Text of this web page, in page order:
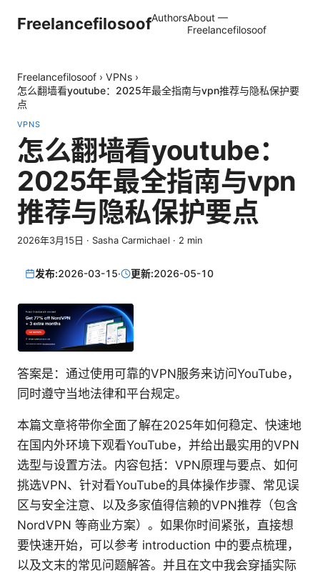
FreelancefilosoofAuthorsAbout —
Freelancefilosoof
Freelancefilosoof › VPNs ›
怎么翻墙看youtube：2025年最全指南与vpn推荐与隐私保护要
点
VPNS
怎么翻墙看youtube：
2025年最全指南与vpn
推荐与隐私保护要点
2026年3月15日 · Sasha Carmichael · 2 min
发布:2026-03-15· 更新:2026-05-10
答案是：通过使用可靠的VPN服务来访问YouTube，
同时遵守当地法律和平台规定。
本篇文章将带你全面了解在2025年如何稳定、快速地
在国内外环境下观看YouTube，并给出最实用的VPN
选型与设置方法。内容包括：VPN原理与要点、如何
挑选VPN、针对看YouTube的具体操作步骤、常见误
区与安全注意、以及多家值得信赖的VPN推荐（包含
NordVPN 等商业方案）。如果你时间紧张，直接想
要快速开始，可以参考 introduction 中的要点梳理，
以及文末的常见问题解答。并且在文中我会穿插实际